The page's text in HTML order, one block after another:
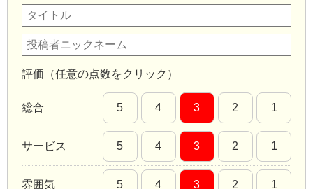
評価（任意の点数をクリック）
総合 5 4 3 2 1
サービス 5 4 3 2 1
雰囲気 5 4 3 2 1